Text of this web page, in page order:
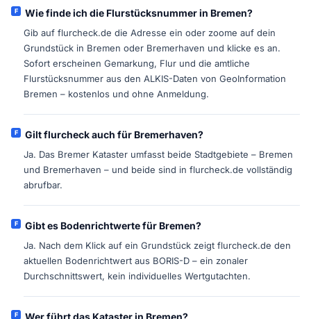
Wie finde ich die Flurstücksnummer in Bremen?
Gib auf flurcheck.de die Adresse ein oder zoome auf dein
Grundstück in Bremen oder Bremerhaven und klicke es an.
Sofort erscheinen Gemarkung, Flur und die amtliche
Flurstücksnummer aus den ALKIS-Daten von GeoInformation
Bremen – kostenlos und ohne Anmeldung.
Gilt flurcheck auch für Bremerhaven?
Ja. Das Bremer Kataster umfasst beide Stadtgebiete – Bremen
und Bremerhaven – und beide sind in flurcheck.de vollständig
abrufbar.
Gibt es Bodenrichtwerte für Bremen?
Ja. Nach dem Klick auf ein Grundstück zeigt flurcheck.de den
aktuellen Bodenrichtwert aus BORIS-D – ein zonaler
Durchschnittswert, kein individuelles Wertgutachten.
Wer führt das Kataster in Bremen?